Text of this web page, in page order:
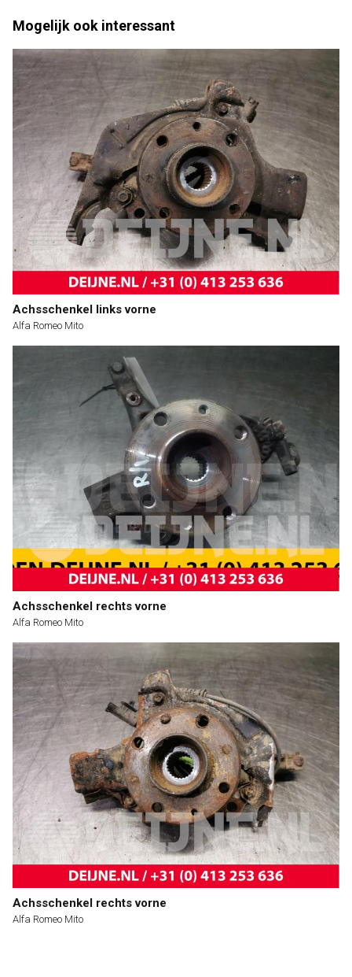
Mogelijk ook interessant
Achsschenkel links vorne
Alfa Romeo Mito
Achsschenkel rechts vorne
Alfa Romeo Mito
Achsschenkel rechts vorne
Alfa Romeo Mito